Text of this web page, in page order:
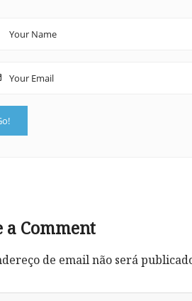
a Comment
de email não será